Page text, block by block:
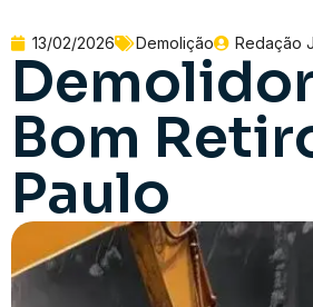
13/02/2026 Demolição Redação
Bom
Paulo